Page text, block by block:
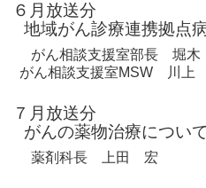
６月放送分
地域がん診療連携拠点
がん相談支援室部長 堀
がん相談支援室MSW 川上
７月放送分
がんの薬物治療について
薬剤科長 上田 宏